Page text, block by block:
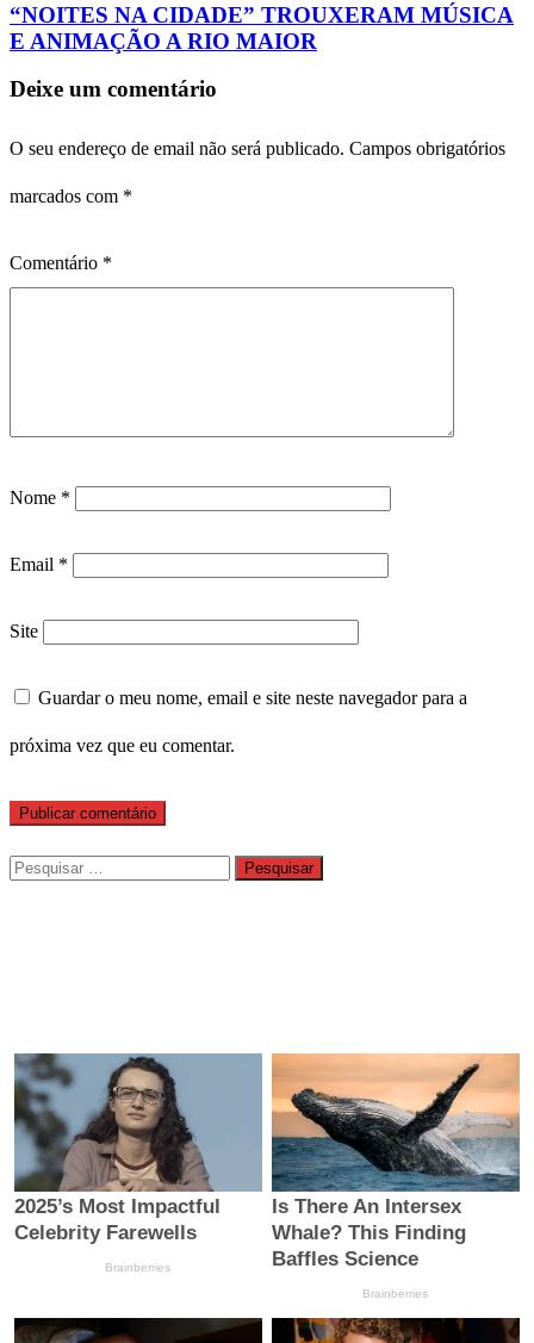
“NOITES NA CIDADE” TROUXERAM MÚSICA
E ANIMAÇÃO A RIO MAIOR
Deixe um comentário
O seu endereço de email não será publicado. Campos obrigatórios
marcados com *
Comentário *
Nome *
Email *
Site
Guardar o meu nome, email e site neste navegador para a
próxima vez que eu comentar.
Pesquisar
por: